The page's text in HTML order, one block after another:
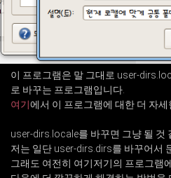
이 프로그램은 말 그대로 user-
로 바꾸는 프로그램입니다.
여기에서 이 프로그램에 대한 더 자
user-dirs.locale를 바꾸면 그냥 될 것
저는 일단 user-dirs.dirs를 바꾸어서
그래도 여전히 여기저기의 프로그램